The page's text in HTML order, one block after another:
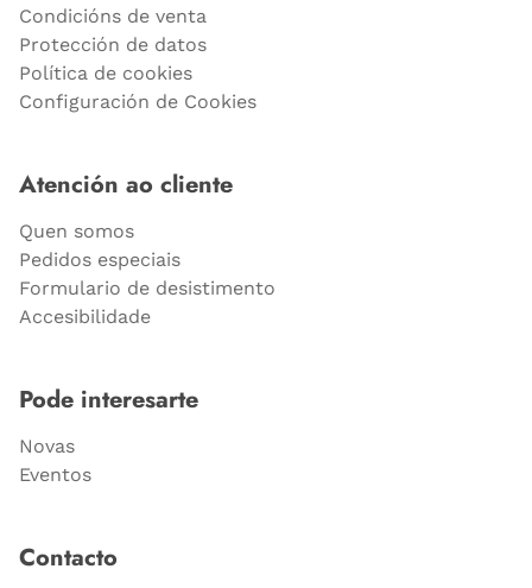
Condicións de venta
Protección de datos
Política de cookies
Configuración de Cookies
Atención ao cliente
Quen somos
Pedidos especiais
Formulario de desistimento
Accesibilidade
Pode interesarte
Novas
Eventos
Contacto